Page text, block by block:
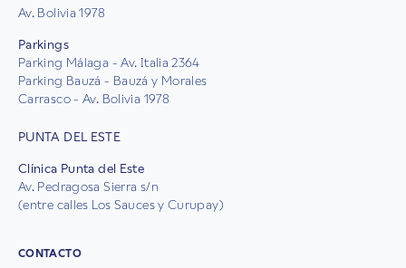
Av. Bolivia 1978
Parkings
Parking Málaga - Av. Italia 2364
Parking Bauzá - Bauzá y Morales
Carrasco - Av. Bolivia 1978
PUNTA DEL ESTE
Clínica Punta del Este
Av. Pedragosa Sierra s/n
(entre calles Los Sauces y Curupay)
CONTACTO